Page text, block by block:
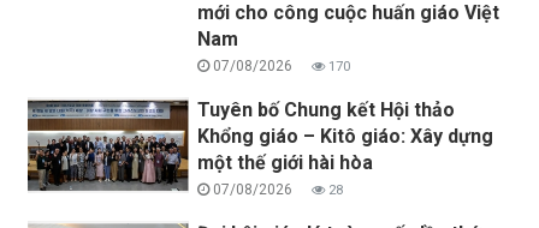
mới cho công cuộc huấn giáo Việt
Nam
07/08/2026 170
Tuyên bố Chung kết Hội thảo
Khổng giáo – Kitô giáo: Xây dựng
một thế giới hài hòa
07/08/2026 28